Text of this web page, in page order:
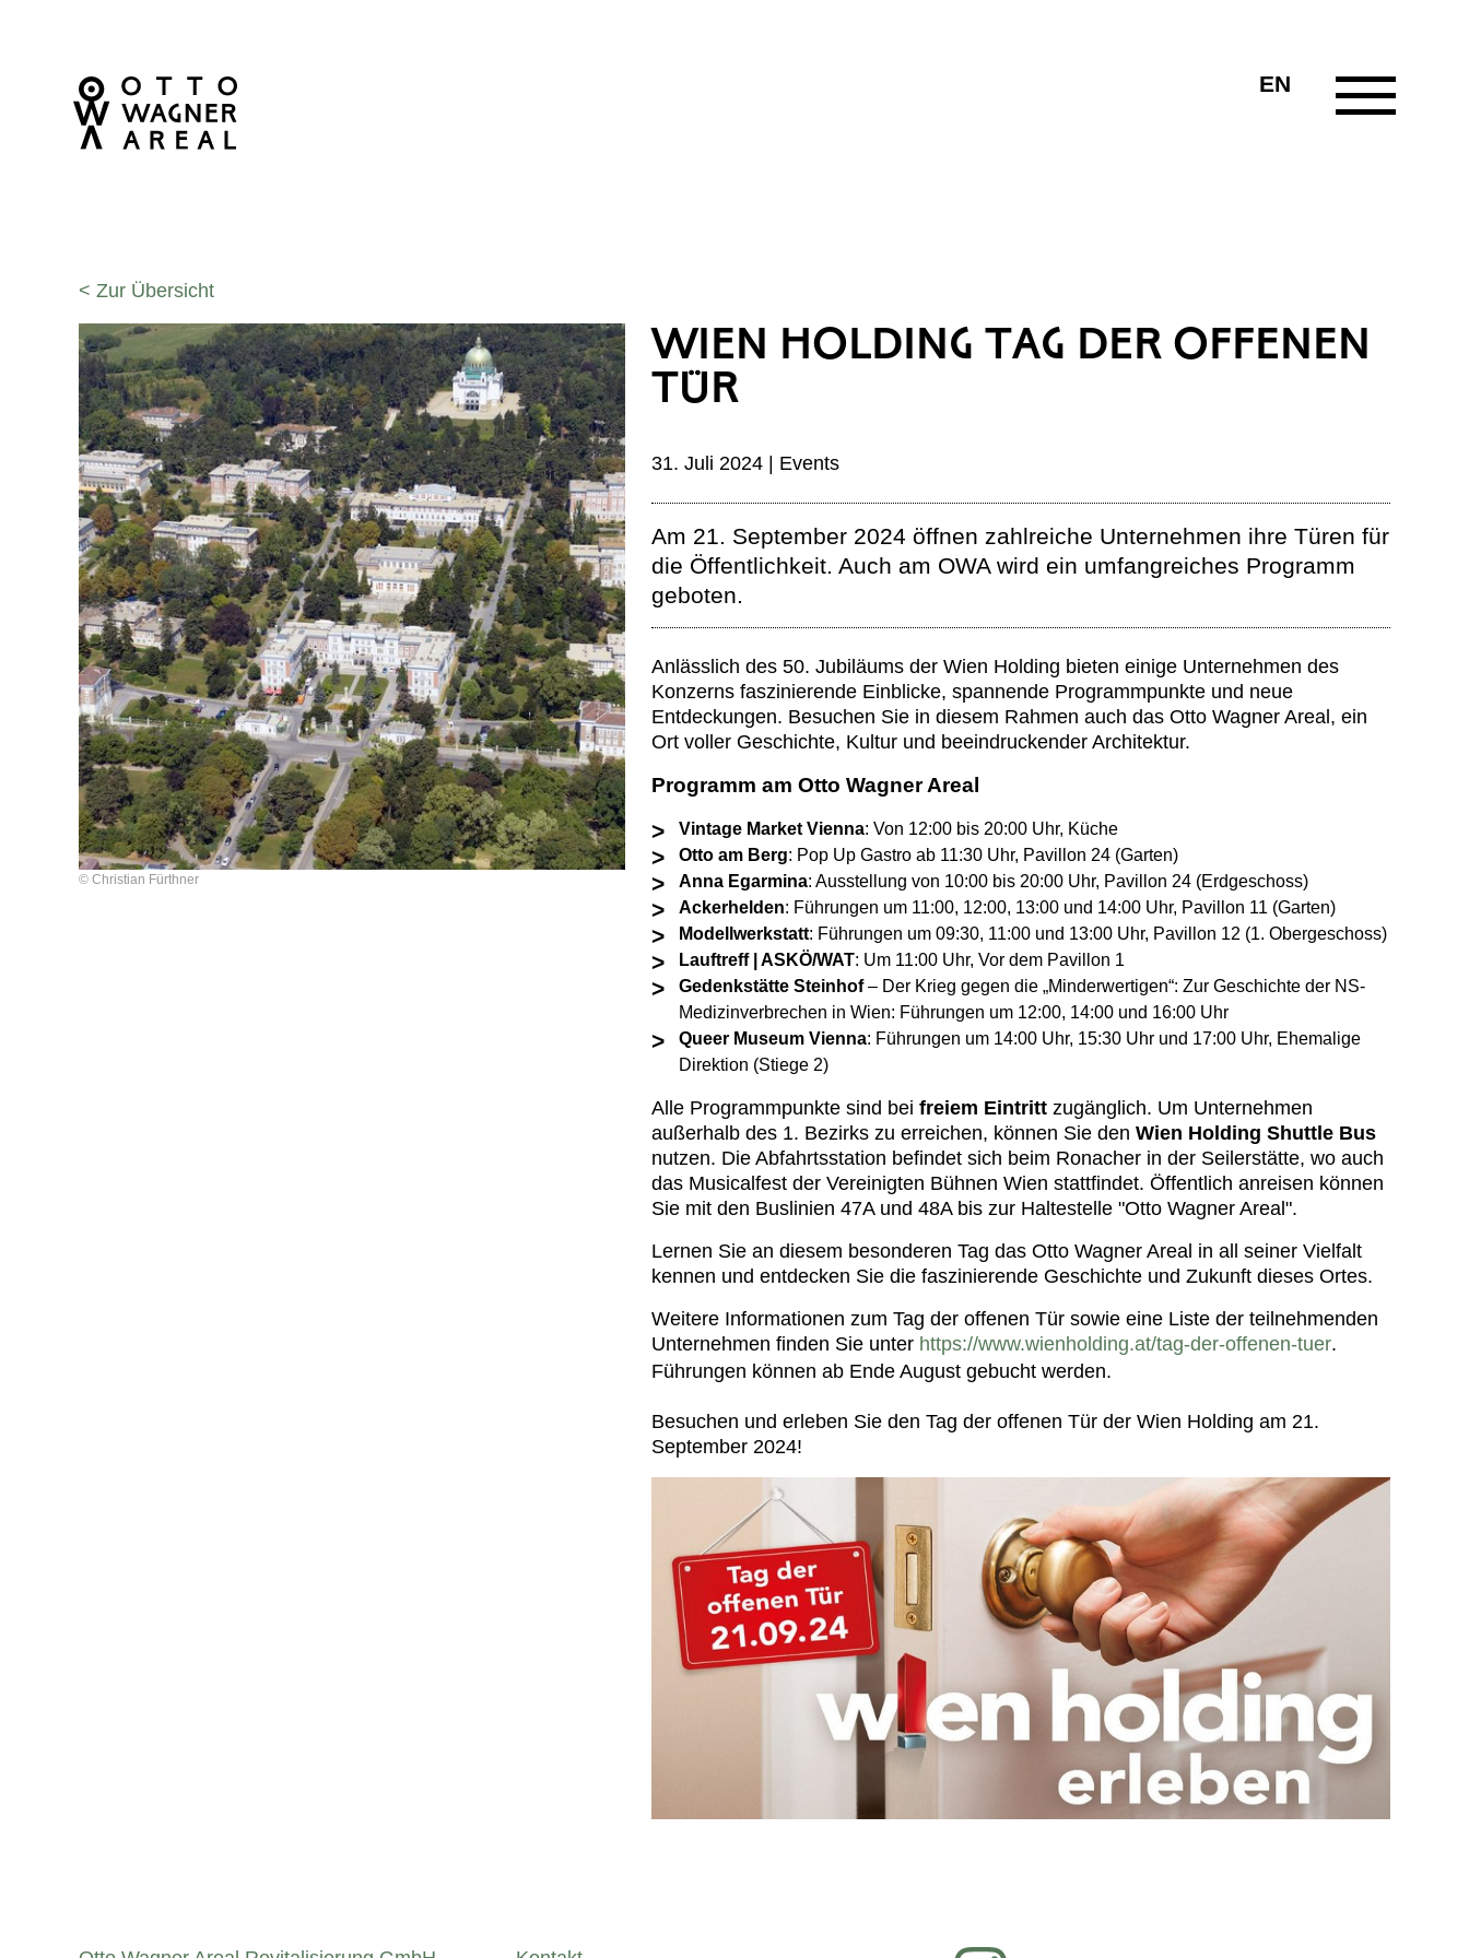
EN
< Zur Übersicht
© Christian Fürthner
WIEN HOLDING TAG DER OFFENEN
TÜR
31. Juli 2024 | Events
Am 21. September 2024 öffnen zahlreiche Unternehmen ihre Türen für
die Öffentlichkeit. Auch am OWA wird ein umfangreiches Programm
geboten.
Anlässlich des 50. Jubiläums der Wien Holding bieten einige Unternehmen des
Konzerns faszinierende Einblicke, spannende Programmpunkte und neue
Entdeckungen. Besuchen Sie in diesem Rahmen auch das Otto Wagner Areal, ein
Ort voller Geschichte, Kultur und beeindruckender Architektur.
Programm am Otto Wagner Areal
Vintage Market Vienna: Von 12:00 bis 20:00 Uhr, Küche
Otto am Berg: Pop Up Gastro ab 11:30 Uhr, Pavillon 24 (Garten)
Anna Egarmina: Ausstellung von 10:00 bis 20:00 Uhr, Pavillon 24 (Erdgeschoss)
Ackerhelden: Führungen um 11:00, 12:00, 13:00 und 14:00 Uhr, Pavillon 11 (Garten)
Modellwerkstatt: Führungen um 09:30, 11:00 und 13:00 Uhr, Pavillon 12 (1. Obergeschoss)
Lauftreff | ASKÖ/WAT: Um 11:00 Uhr, Vor dem Pavillon 1
Gedenkstätte Steinhof– Der Krieg gegen die „Minderwertigen“: Zur Geschichte der NS-
Medizinverbrechen in Wien: Führungen um 12:00, 14:00 und 16:00 Uhr
Queer Museum Vienna: Führungen um 14:00 Uhr, 15:30 Uhr und 17:00 Uhr, Ehemalige
Direktion (Stiege 2)
Alle Programmpunkte sind bei freiem Eintritt zugänglich. Um Unternehmen
außerhalb des 1. Bezirks zu erreichen, können Sie den Wien Holding Shuttle Bus
nutzen. Die Abfahrtsstation befindet sich beim Ronacher in der Seilerstätte, wo auch
das Musicalfest der Vereinigten Bühnen Wien stattfindet. Öffentlich anreisen können
Sie mit den Buslinien 47A und 48A bis zur Haltestelle "Otto Wagner Areal".
Lernen Sie an diesem besonderen Tag das Otto Wagner Areal in all seiner Vielfalt
kennen und entdecken Sie die faszinierende Geschichte und Zukunft dieses Ortes.
Weitere Informationen zum Tag der offenen Tür sowie eine Liste der teilnehmenden
Unternehmen finden Sie unter https://www.wienholding.at/tag-der-offenen-tuer.
Führungen können ab Ende August gebucht werden.
Besuchen und erleben Sie den Tag der offenen Tür der Wien Holding am 21.
September 2024!